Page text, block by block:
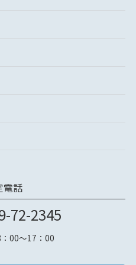
電話
72-2345
00～17：00